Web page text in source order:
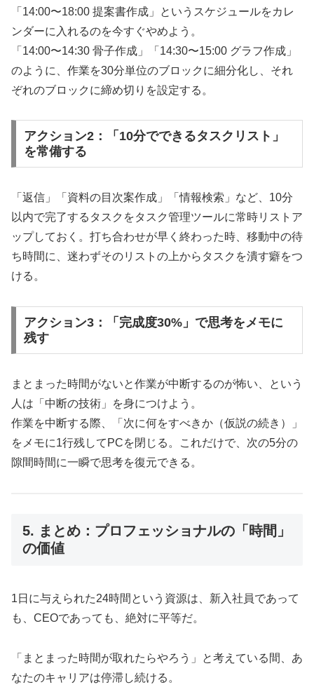
「14:00〜18:00 提案書作成」というスケジュールをカレ
ンダーに入れるのを今すぐやめよう。
「14:00〜14:30 骨子作成」「14:30〜15:00 グラフ作成」
のように、作業を30分単位のブロックに細分化し、それ
ぞれのブロックに締め切りを設定する。
アクション2：「10分でできるタスクリスト」
を常備する
「返信」「資料の目次案作成」「情報検索」など、10分
以内で完了するタスクをタスク管理ツールに常時リストア
ップしておく。打ち合わせが早く終わった時、移動中の待
ち時間に、迷わずそのリストの上からタスクを潰す癖をつ
ける。
アクション3：「完成度30%」で思考をメモに
残す
まとまった時間がないと作業が中断するのが怖い、という
人は「中断の技術」を身につけよう。
作業を中断する際、「次に何をすべきか（仮説の続き）」
をメモに1行残してPCを閉じる。これだけで、次の5分の
隙間時間に一瞬で思考を復元できる。
5. まとめ：プロフェッショナルの「時間」
の価値
1日に与えられた24時間という資源は、新入社員であって
も、CEOであっても、絶対に平等だ。
「まとまった時間が取れたらやろう」と考えている間、あ
なたのキャリアは停滞し続ける。